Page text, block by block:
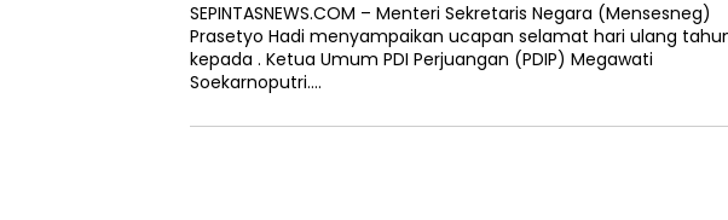
SEPINTASNEWS.COM – Menteri Sekretaris Negara (Mensesneg)
Prasetyo Hadi menyampaikan ucapan selamat hari ulang
kepada . Ketua Umum PDI Perjuangan (PDIP) Megawati
Soekarnoputri….